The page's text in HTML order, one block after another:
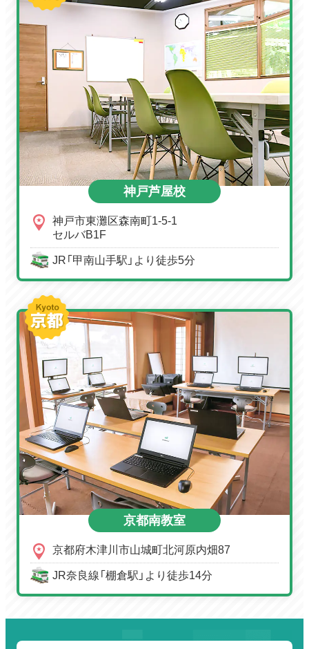
神戸芦屋校
神戸市東灘区森南町1-5-1
セルバB1F
JR「甲南山手駅」より徒歩5分
京都南教室
京都府木津川市山城町北河原内畑87
JR奈良線「棚倉駅」より徒歩14分